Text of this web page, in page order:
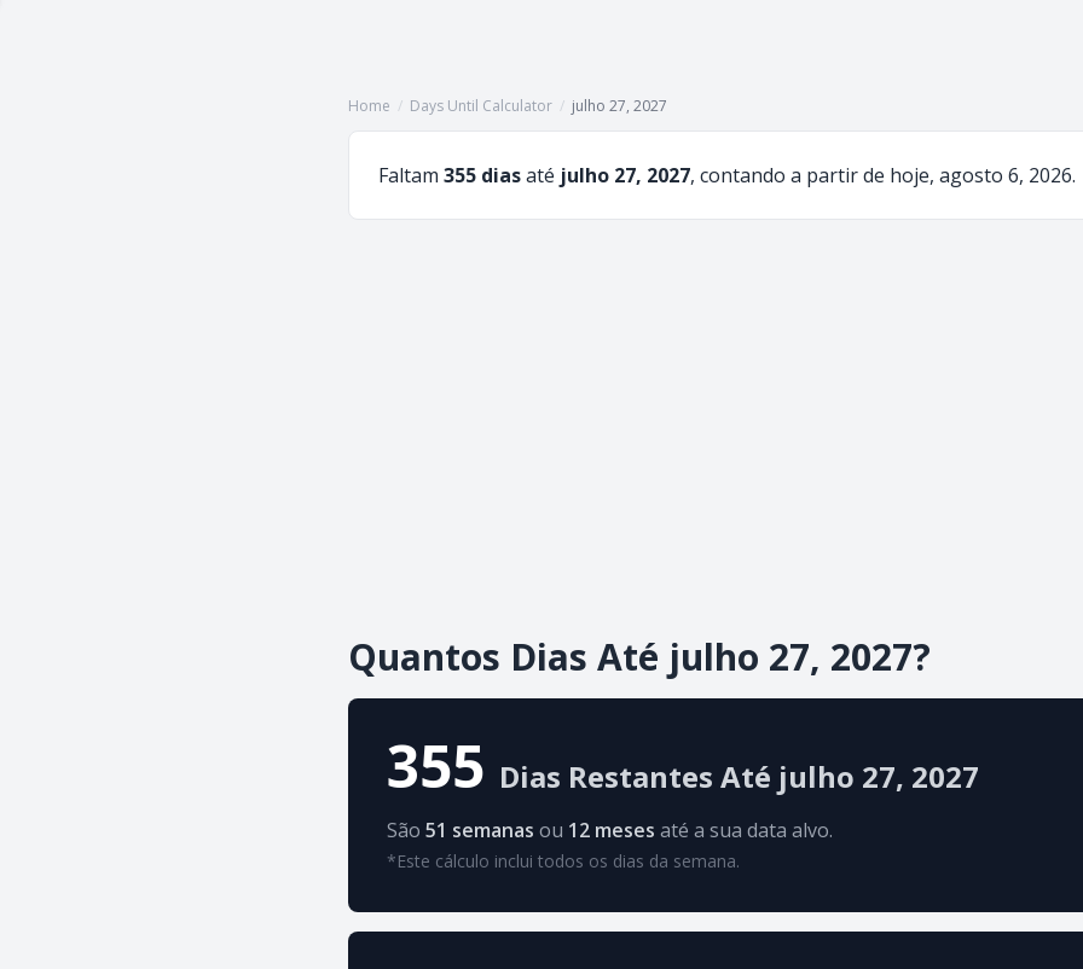
Home / Days Until Calculator / julho 27, 2027
Faltam 355 diasaté julho 27, 2027, contando a partir de hoje, agosto 6, 2026.
Quantos Dias Até julho 27, 2027?
355 Dias Restantes Até julho 27, 2027
São 51 semanas ou 12 meses até a sua data alvo.
*Este cálculo inclui todos os dias da semana.